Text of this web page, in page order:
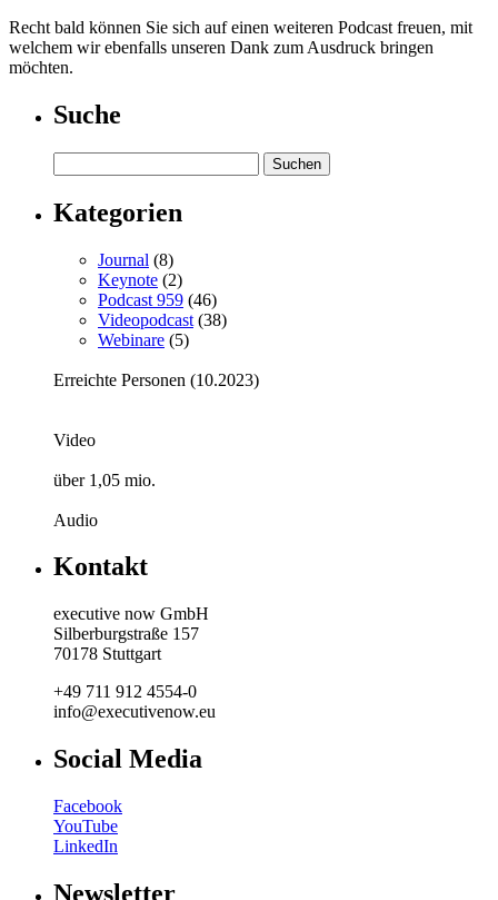
Recht bald können Sie sich auf einen weiteren Podcast freuen, mit
welchem wir ebenfalls unseren Dank zum Ausdruck bringen
möchten.
Suche
Kategorien
Journal (8)
Keynote (2)
Podcast 959 (46)
Videopodcast (38)
Webinare (5)
Erreichte Personen (10.2023)
Video
über 1,05 mio.
Audio
Kontakt
executive now GmbH
Silberburgstraße 157
70178 Stuttgart
+49 711 912 4554-0
info@executivenow.eu
Social Media
Facebook
YouTube
LinkedIn
Newsletter